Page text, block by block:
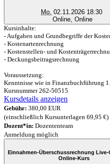
Mo. 02.11.2026 18:30
Online, Online
Kursinhalte:
- Aufgaben und Grundbegriffe der
- Kostenartenrechnung
- Kostenstellen- und
- Deckungsbeitragsrechnung
Voraussetzung:
Kenntnisse wie in Finanzbuchführung
Kursnummer 262-50515
Kursdetails anzeigen
Gebühr: 380,00 EUR
(einschließlich Kursunterlagen 69,95
Dozent*in: Dozententeam
Anmeldung möglich
Einnahmen-
Online-Kurs